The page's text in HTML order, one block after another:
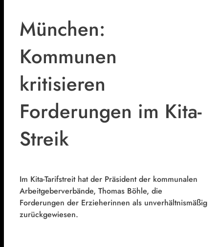
München:
Kommunen
kritisieren
Forderungen im Kita-
Streik
Im Kita-Tarifstreit hat der Präsident der kommunalen
Arbeitgeberverbände, Thomas Böhle, die
Forderungen der Erzieherinnen als unverhältnismäßig
zurückgewiesen.